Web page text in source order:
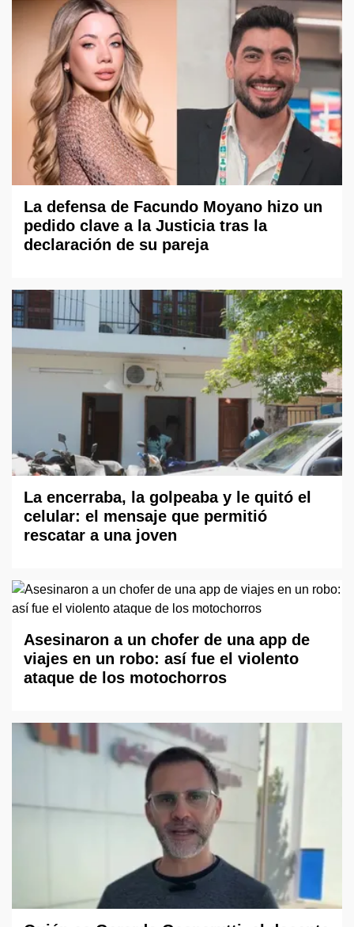
La defensa de Facundo Moyano hizo un
pedido clave a la Justicia tras la
declaración de su pareja
La encerraba, la golpeaba y le quitó el
celular: el mensaje que permitió
rescatar a una joven
Asesinaron a un chofer de una app de
viajes en un robo: así fue el violento
ataque de los motochorros